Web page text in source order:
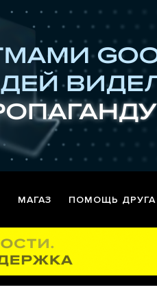
МАГАЗ ПОМОЩЬ ДРУГА